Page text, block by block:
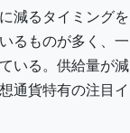
減るタイミングを
るものが多く、一
いる。供給量が減
通貨特有の注目イ